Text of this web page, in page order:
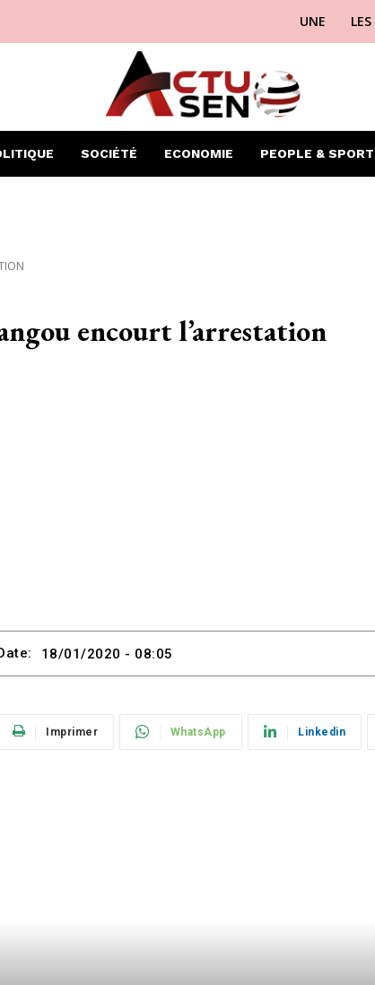
UNE
SOCIÉTÉ ECONOMIE PEOPLE &
encourt l’arrestation
18/01/2020 - 08:05
Imprimer WhatsApp Linkedin